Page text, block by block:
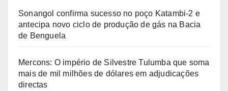
Sonangol confirma sucesso no poço Katambi-2 e
antecipa novo ciclo de produção de gás na Bacia
de Benguela
Mercons: O império de Silvestre Tulumba que soma
mais de mil milhões de dólares em adjudicações
directas